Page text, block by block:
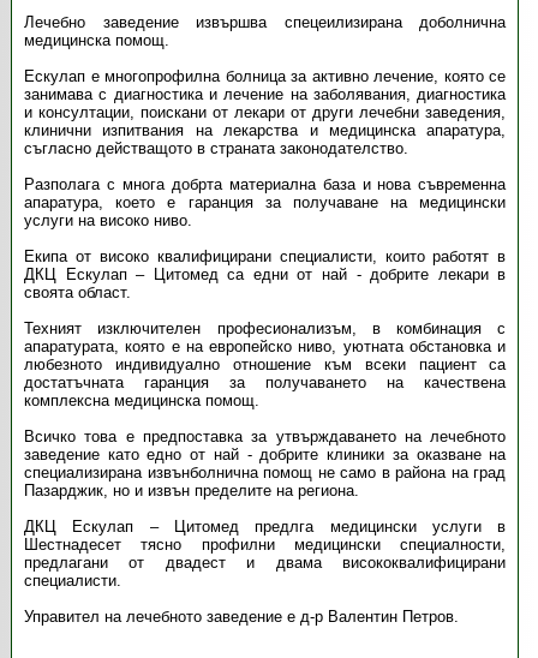
Лечебно заведение извършва спецеилизирана доболнична
медицинска помощ.
Ескулап е многопрофилна болница за активно лечение, която се
занимава с диагностика и лечение на заболявания, диагностика
и консултации, поискани от лекари от други лечебни заведения,
клинични изпитвания на лекарства и медицинска апаратура,
съгласно действащото в страната законодателство.
Разполага с многа добрта материална база и нова съвременна
апаратура, което е гаранция за получаване на медицински
услуги на високо ниво.
Екипа от високо квалифицирани специалисти, които работят в
ДКЦ Ескулап – Цитомед са едни от най - добрите лекари в
своята област.
Техният изключителен професионализъм, в комбинация с
апаратурата, която е на европейско ниво, уютната обстановка и
любезното индивидуално отношение към всеки пациент са
достатъчната гаранция за получаването на качествена
комплексна медицинска помощ.
Всичко това е предпоставка за утвърждаването на лечебното
заведение като едно от най - добрите клиники за оказване на
специализирана извънболнична помощ не само в района на град
Пазарджик, но и извън пределите на региона.
ДКЦ Ескулап – Цитомед предлга медицински услуги в
Шестнадесет тясно профилни медицински специалности,
предлагани от двадест и двама висококвалифицирани
специалисти.
Управител на лечебното заведение е д-р Валентин Петров.